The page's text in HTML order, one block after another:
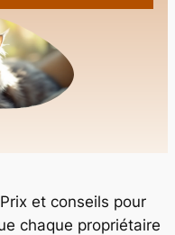
Prix et conseils pour
chaque propriétaire